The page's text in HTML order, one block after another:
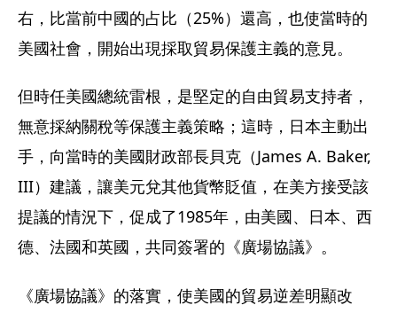
右，比當前中國的占比（25%）還高，也使當時的
美國社會，開始出現採取貿易保護主義的意見。
但時任美國總統雷根，是堅定的自由貿易支持者，
無意採納關稅等保護主義策略；這時，日本主動出
手，向當時的美國財政部長貝克（James A. Baker,
III）建議，讓美元兌其他貨幣貶值，在美方接受該
提議的情況下，促成了1985年，由美國、日本、西
德、法國和英國，共同簽署的《廣場協議》。
《廣場協議》的落實，使美國的貿易逆差明顯改